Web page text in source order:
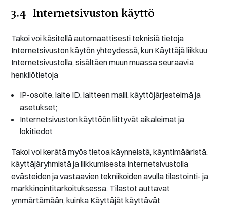
3.4 Internetsivuston käyttö
Takoi voi käsitellä automaattisesti teknisiä tietoja
Internetsivuston käytön yhteydessä, kun Käyttäjä liikkuu
Internetsivustolla, sisältäen muun muassa seuraavia
henkilötietoja
IP-osoite, laite ID, laitteen malli, käyttöjärjestelmä ja
asetukset;
Internetsivuston käyttöön liittyvät aikaleimat ja
lokitiedot
Takoi voi kerätä myös tietoa käynneistä, käyntimääristä,
käyttäjäryhmistä ja liikkumisesta Internetsivustolla
evästeiden ja vastaavien tekniikoiden avulla tilastointi- ja
markkinointitarkoituksessa. Tilastot auttavat
ymmärtämään, kuinka Käyttäjät käyttävät